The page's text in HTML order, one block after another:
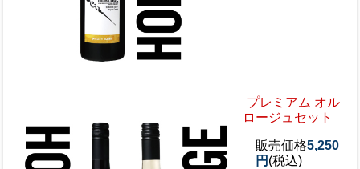
プレミアム オル
ロージュセット
販売価格5,250
円 (税込)